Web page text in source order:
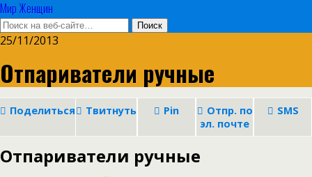
Мир Женщин
25/11/2013
Отпариватели ручные
Поделиться Твитнуть Pin
Отпр. по
эл. почте
SMS
Отпариватели ручные